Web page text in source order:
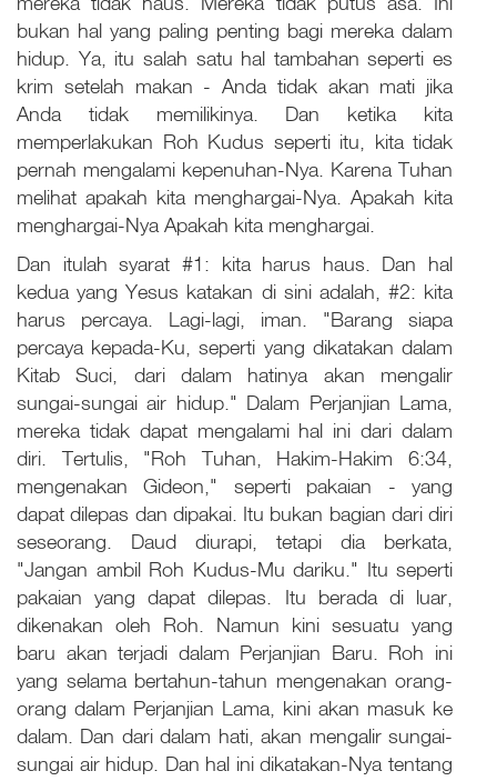
bukan hal yang paling penting bagi mereka dalam
hidup. Ya, itu salah satu hal tambahan seperti es
krim setelah makan - Anda tidak akan mati jika
Anda tidak memilikinya. Dan ketika kita
memperlakukan Roh Kudus seperti itu, kita tidak
pernah mengalami kepenuhan-Nya. Karena Tuhan
melihat apakah kita menghargai-Nya. Apakah kita
menghargai-Nya Apakah kita menghargai.
Dan itulah syarat #1: kita harus haus. Dan hal
kedua yang Yesus katakan di sini adalah, #2: kita
harus percaya. Lagi-lagi, iman. "Barang siapa
percaya kepada-Ku, seperti yang dikatakan dalam
Kitab Suci, dari dalam hatinya akan mengalir
sungai-sungai air hidup." Dalam Perjanjian Lama,
mereka tidak dapat mengalami hal ini dari dalam
diri. Tertulis, "Roh Tuhan, Hakim-Hakim 6:34,
mengenakan Gideon," seperti pakaian - yang
dapat dilepas dan dipakai. Itu bukan bagian dari diri
seseorang. Daud diurapi, tetapi dia berkata,
"Jangan ambil Roh Kudus-Mu dariku." Itu seperti
pakaian yang dapat dilepas. Itu berada di luar,
dikenakan oleh Roh. Namun kini sesuatu yang
baru akan terjadi dalam Perjanjian Baru. Roh ini
yang selama bertahun-tahun mengenakan orang-
orang dalam Perjanjian Lama, kini akan masuk ke
dalam. Dan dari dalam hati, akan mengalir sungai-
sungai air hidup. Dan hal ini dikatakan-Nya tentang